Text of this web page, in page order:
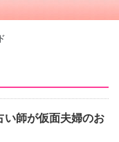
い師が仮面夫婦のお